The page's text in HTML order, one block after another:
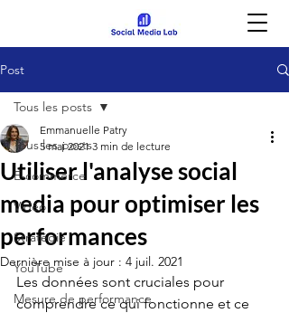
Post
Tous les posts
E-commerce
Vidéo
Stratégie
YouTube
Mesure de performance
Tous les posts
Utiliser l'analyse social
media pour optimiser les
performances
Emmanuelle Patry
5 mai 2021 3 min de lecture
Dernière mise à jour : 4 juil. 2021
Les données sont cruciales pour
comprendre ce qui fonctionne et ce